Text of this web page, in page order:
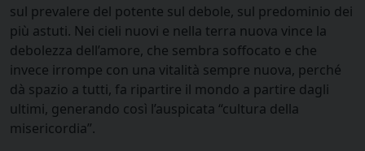
sul prevalere del potente sul debole, sul predominio dei
più astuti. Nei cieli nuovi e nella terra nuova vince la
debolezza dell’amore, che sembra soffocato e che
invece irrompe con una vitalità sempre nuova, perché
dà spazio a tutti, fa ripartire il mondo a partire dagli
ultimi, generando così l’auspicata “cultura della
misericordia”.